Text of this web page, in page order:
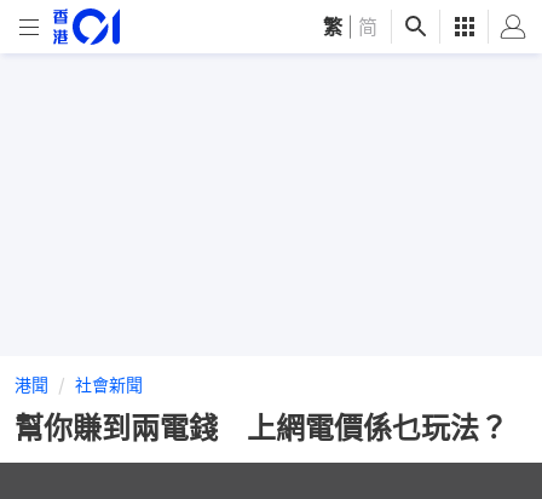
繁 简
港聞 社會新聞
幫你賺到兩電錢 上網電價係乜玩法？